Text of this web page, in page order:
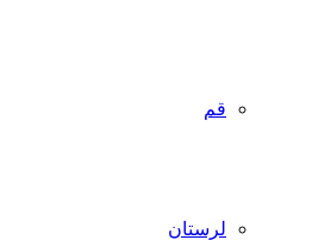
قم
لرستان